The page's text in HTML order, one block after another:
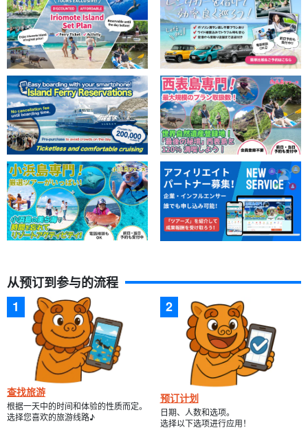
从预订到参与的流程
查找旅游
根据一天中的时间和体验的性质而定。
选择您喜欢的旅游线路♪
预订计划
日期、人数和选项。
选择以下选项进行应用！